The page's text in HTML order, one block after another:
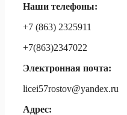
Наши телефоны:
+7 (863) 2325911
+7(863)2347022
Электронная почта:
licei57rostov@yandex.ru
Адрес: